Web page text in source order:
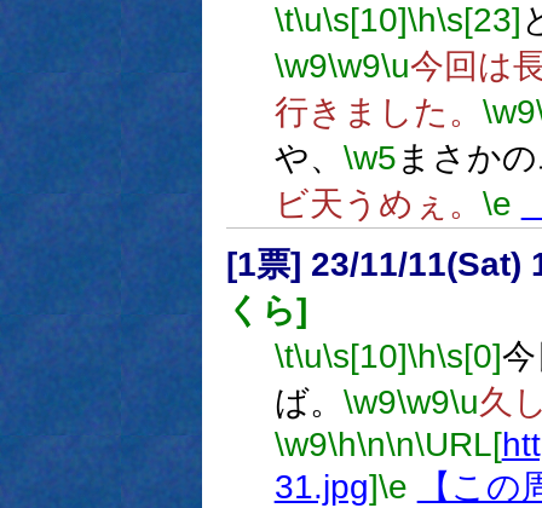
\t\u\s[10]\h\s[23]
\w9\w9\u今回は
行きました。 \w9
や、 \w5まさか
ビ天うめぇ。 \e
[1票] 23/11/11(Sat)
くら]
\t\u\s[10]\h\s[0]
ば。 \w9\w9\u久
\w9\h\n\n\URL[
31.jpg]\e
【この